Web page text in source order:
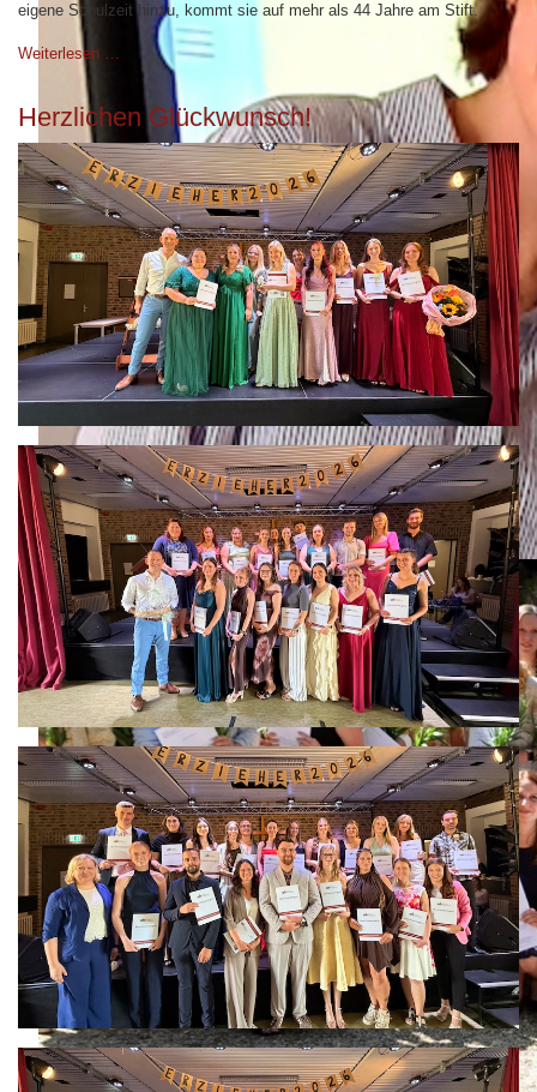
eigene Schulzeit hinzu, kommt sie auf mehr als 44 Jahre am Stift.
Weiterlesen …
Herzlichen Glückwunsch!